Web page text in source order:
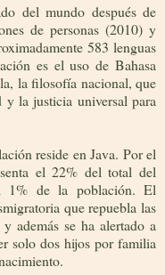
del mundo después de
de personas (2010) y
583 lenguas
es el uso de Bahasa
la filosofía nacional, que
y la justicia universal para
reside en Java. Por el
el 22% del total del
1% de la población. El
que repuebla las
además se ha alertado a
solo dos hijos por familia